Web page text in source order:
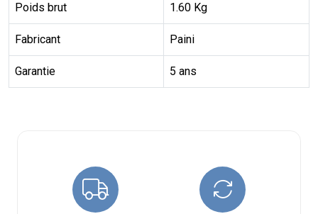
Poids brut 1.60 Kg
Fabricant Paini
Garantie 5 ans